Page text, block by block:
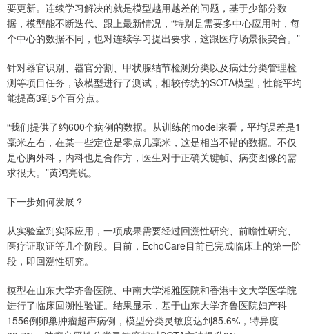
要更新。连续学习解决的就是模型越用越差的问题，基于少部分数
据，模型能不断迭代、跟上最新情况，“特别是需要多中心应用时，每
个中心的数据不同，也对连续学习提出要求，这跟医疗场景很契合。”
针对器官识别、器官分割、甲状腺结节检测分类以及病灶分类管理检
测等项目任务，该模型进行了测试，相较传统的SOTA模型，性能平均
能提高3到5个百分点。
“我们提供了约600个病例的数据。从训练的model来看，平均误差是1
毫米左右，在某一些定位是零点几毫米，这是相当不错的数据。不仅
是心胸外科，内科也是合作方，医生对于正确关键帧、病变图像的需
求很大。”黄鸿亮说。
下一步如何发展？
从实验室到实际应用，一项成果需要经过回溯性研究、前瞻性研究、
医疗证取证等几个阶段。目前，EchoCare目前已完成临床上的第一阶
段，即回溯性研究。
模型在山东大学齐鲁医院、中南大学湘雅医院和香港中文大学医学院
进行了临床回溯性验证。结果显示，基于山东大学齐鲁医院妇产科
1556例卵巢肿瘤超声病例，模型分类灵敏度达到85.6%，特异度